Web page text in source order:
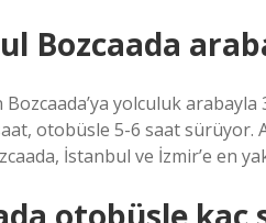
Bozcaada
Bozcaada’ya yolculuk
otobüsle 5-6 saat sürüyor.
İstanbul ve İzmir’e en